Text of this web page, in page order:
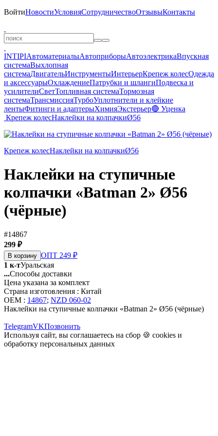
ВойтиНовостиУсловияСотрудничествоОтзывыКонтакты
INTIPIАвтоматериалыАвтоприборыАвтоэлектрикаВпускная
системаВыхлопная
системаДвигательИнструментыИнтерьерКрепеж колесОдежда
и аксессуарыОхлаждениеПатрубки и шлангиПодвеска и
усилителиСветТопливная системаТормозная
системаТрансмиссияТурбоУплотнители и клейкие
лентыФитинги и адаптерыХимияЭкстерьер🔴 Уценка
Крепеж колесНаклейки на колпачкиØ56
Крепеж колесНаклейки на колпачкиØ56
Наклейки на ступичные
колпачки «Batman 2» Ø56
(чёрные)
#14867
299 ₽
В корзину ОПТ 249 ₽
1 к-тУральская
...Способы доставки
Цена указана за комплект
Страна изготовления : Китай
OEM : 14867; NZD 060-02
Наклейки на ступичные колпачки «Batman 2» Ø56 (чёрные)
TelegramVKПозвонить
Используя сайт, вы соглашаетесь на сбор 🍪 cookies и
обработку персональных данных